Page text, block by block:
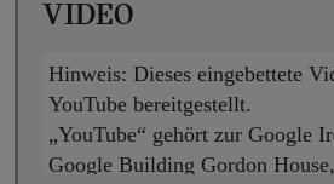
Video
Hinweis: Dieses eingebettete
YouTube bereitgestellt.
„YouTube“ gehört zur Google
Google Building Gordon